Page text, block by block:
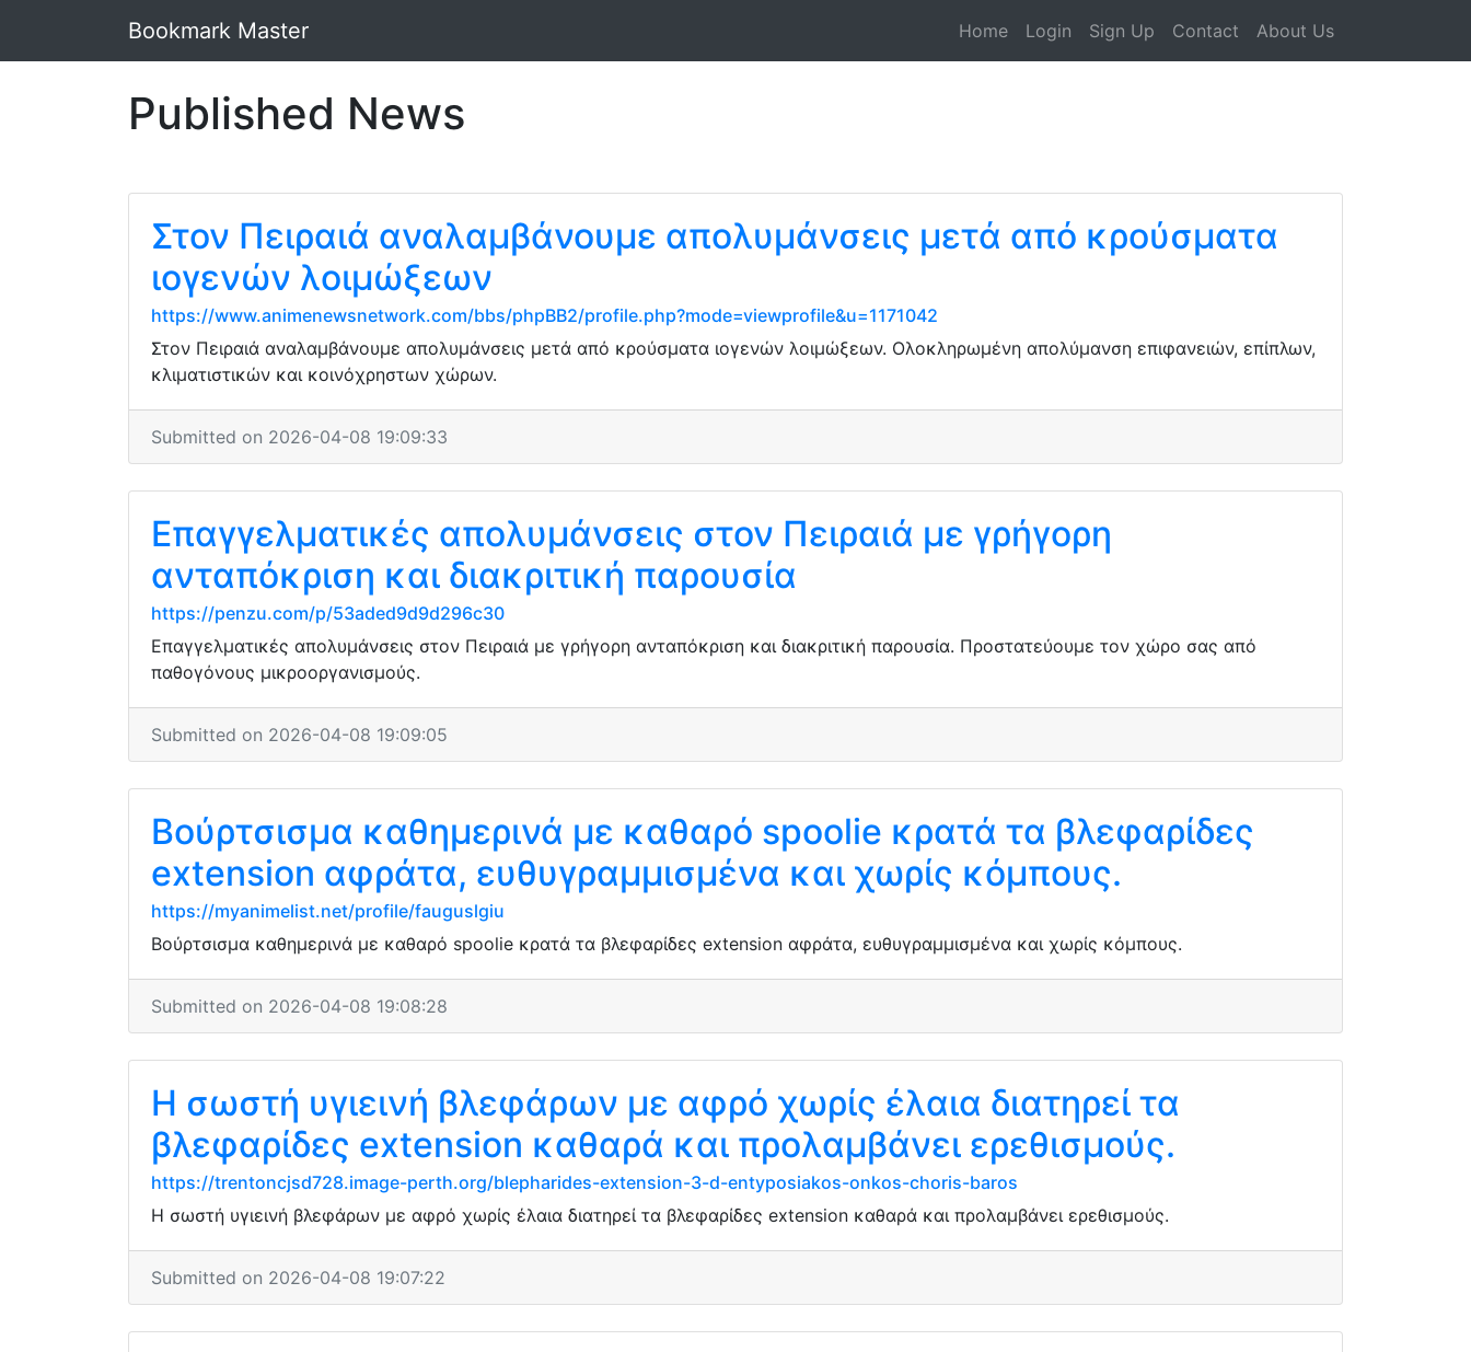
Bookmark Master Home Login Sign Up Contact About Us
Published News
Στον Πειραιά αναλαμβάνουμε απολυμάνσεις μετά από κρούσματα
ιογενών λοιμώξεων
https://www.animenewsnetwork.com/bbs/phpBB2/profile.php?mode=viewprofile&u=1171042
Στον Πειραιά αναλαμβάνουμε απολυμάνσεις μετά από κρούσματα ιογενών λοιμώξεων. Ολοκληρωμένη απολύμανση επιφανειών, επίπλων,
κλιματιστικών και κοινόχρηστων χώρων.
Submitted on 2026-04-08 19:09:33
Επαγγελματικές απολυμάνσεις στον Πειραιά με γρήγορη
ανταπόκριση και διακριτική παρουσία
https://penzu.com/p/53aded9d9d296c30
Επαγγελματικές απολυμάνσεις στον Πειραιά με γρήγορη ανταπόκριση και διακριτική παρουσία. Προστατεύουμε τον χώρο σας από
παθογόνους μικροοργανισμούς.
Submitted on 2026-04-08 19:09:05
Βούρτσισμα καθημερινά με καθαρό spoolie κρατά τα βλεφαρίδες
extension αφράτα, ευθυγραμμισμένα και χωρίς κόμπους.
https://myanimelist.net/profile/fauguslgiu
Βούρτσισμα καθημερινά με καθαρό spoolie κρατά τα βλεφαρίδες extension αφράτα, ευθυγραμμισμένα και χωρίς κόμπους.
Submitted on 2026-04-08 19:08:28
Η σωστή υγιεινή βλεφάρων με αφρό χωρίς έλαια διατηρεί τα
βλεφαρίδες extension καθαρά και προλαμβάνει ερεθισμούς.
https://trentoncjsd728.image-perth.org/blepharides-extension-3-d-entyposiakos-onkos-choris-baros
Η σωστή υγιεινή βλεφάρων με αφρό χωρίς έλαια διατηρεί τα βλεφαρίδες extension καθαρά και προλαμβάνει ερεθισμούς.
Submitted on 2026-04-08 19:07:22